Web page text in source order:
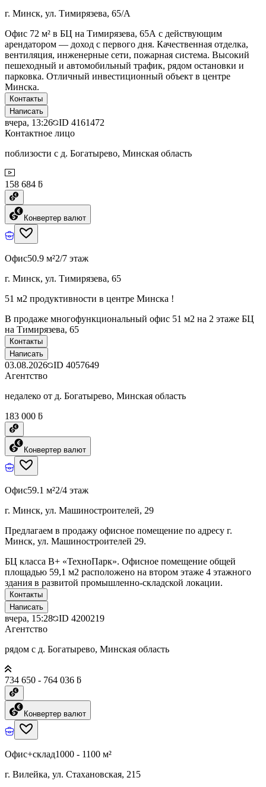
г. Минск, ул. Тимирязева, 65/А
Офис 72 м² в БЦ на Тимирязева, 65А с действующим
арендатором — доход с первого дня. Качественная отделка,
вентиляция, инженерные сети, пожарная система. Высокий
пешеходный и автомобильный трафик, рядом остановки и
парковка. Отличный инвестиционный объект в центре
Минска.
Контакты
Написать
вчера, 13:26 ID 4161472
Контактное лицо
поблизости с д. Богатырево, Минская область
158 684 ƃ
Конвертер валют
Офис50.9 м²2/7 этаж
г. Минск, ул. Тимирязева, 65
51 м2 продуктивности в центре Минска !
В продаже многофункциональный офис 51 м2 на 2 этаже БЦ
на Тимирязева, 65
Контакты
Написать
03.08.2026 ID 4057649
Агентство
недалеко от д. Богатырево, Минская область
183 000 ƃ
Конвертер валют
Офис59.1 м²2/4 этаж
г. Минск, ул. Машиностроителей, 29
Предлагаем в продажу офисное помещение по адресу г.
Минск, ул. Машиностроителей 29.
БЦ класcа B+ «ТехноПарк». Офисное помещение общей
площадью 59,1 м2 расположено на втором этаже 4 этажного
здания в развитой промышленно-складской локации.
Контакты
Написать
вчера, 15:28 ID 4200219
Агентство
рядом с д. Богатырево, Минская область
734 650 - 764 036 ƃ
Конвертер валют
Офис+склад1000 - 1100 м²
г. Вилейка, ул. Стахановская, 215